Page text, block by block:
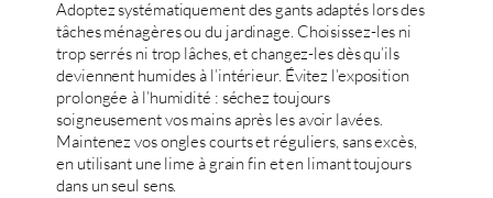
Adoptez systématiquement des gants adaptés lors des
tâches ménagères ou du jardinage. Choisissez-les ni
trop serrés ni trop lâches, et changez-les dès qu’ils
deviennent humides à l’intérieur. Évitez l’exposition
prolongée à l’humidité : séchez toujours
soigneusement vos mains après les avoir lavées.
Maintenez vos ongles courts et réguliers, sans excès,
en utilisant une lime à grain fin et en limant toujours
dans un seul sens.